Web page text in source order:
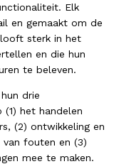
Elk
en gemaakt om de
sterk in het
en die hun
te beleven.
drie
(1) het handelen
(2) ontwikkeling en
fouten en (3)
mee te maken.